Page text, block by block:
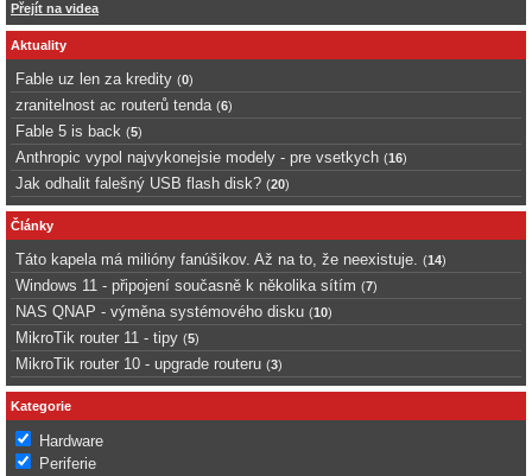
Přejít na videa
Aktuality
Fable uz len za kredity (0)
zranitelnost ac routerů tenda (6)
Fable 5 is back (5)
Anthropic vypol najvykonejsie modely - pre vsetkych (16)
Jak odhalit falešný USB flash disk? (20)
Články
Táto kapela má milióny fanúšikov. Až na to, že neexistuje. (14)
Windows 11 - připojení současně k několika sítím (7)
NAS QNAP - výměna systémového disku (10)
MikroTik router 11 - tipy (5)
MikroTik router 10 - upgrade routeru (3)
Kategorie
Hardware
Periferie